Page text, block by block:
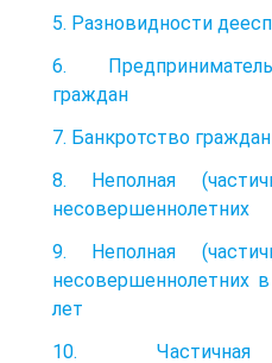
5. Разновидности
6.
граждан
7. Банкротство
8. Неполная
несовершеннолетних
9. Неполная
несовершеннолетних
лет
10. Частичная